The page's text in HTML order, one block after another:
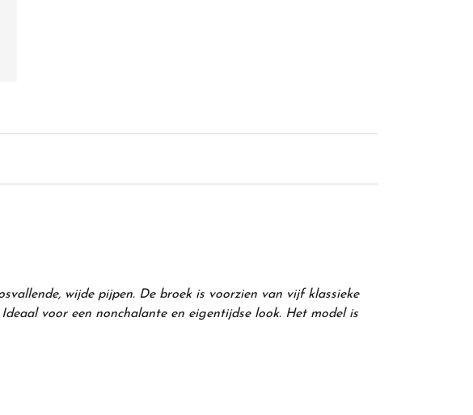
wijde pijpen. De broek is voorzien van vijf klassieke
voor een nonchalante en eigentijdse look. Het model is